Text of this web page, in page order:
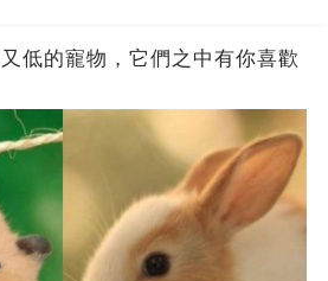
低的寵物，它們之中有你喜歡